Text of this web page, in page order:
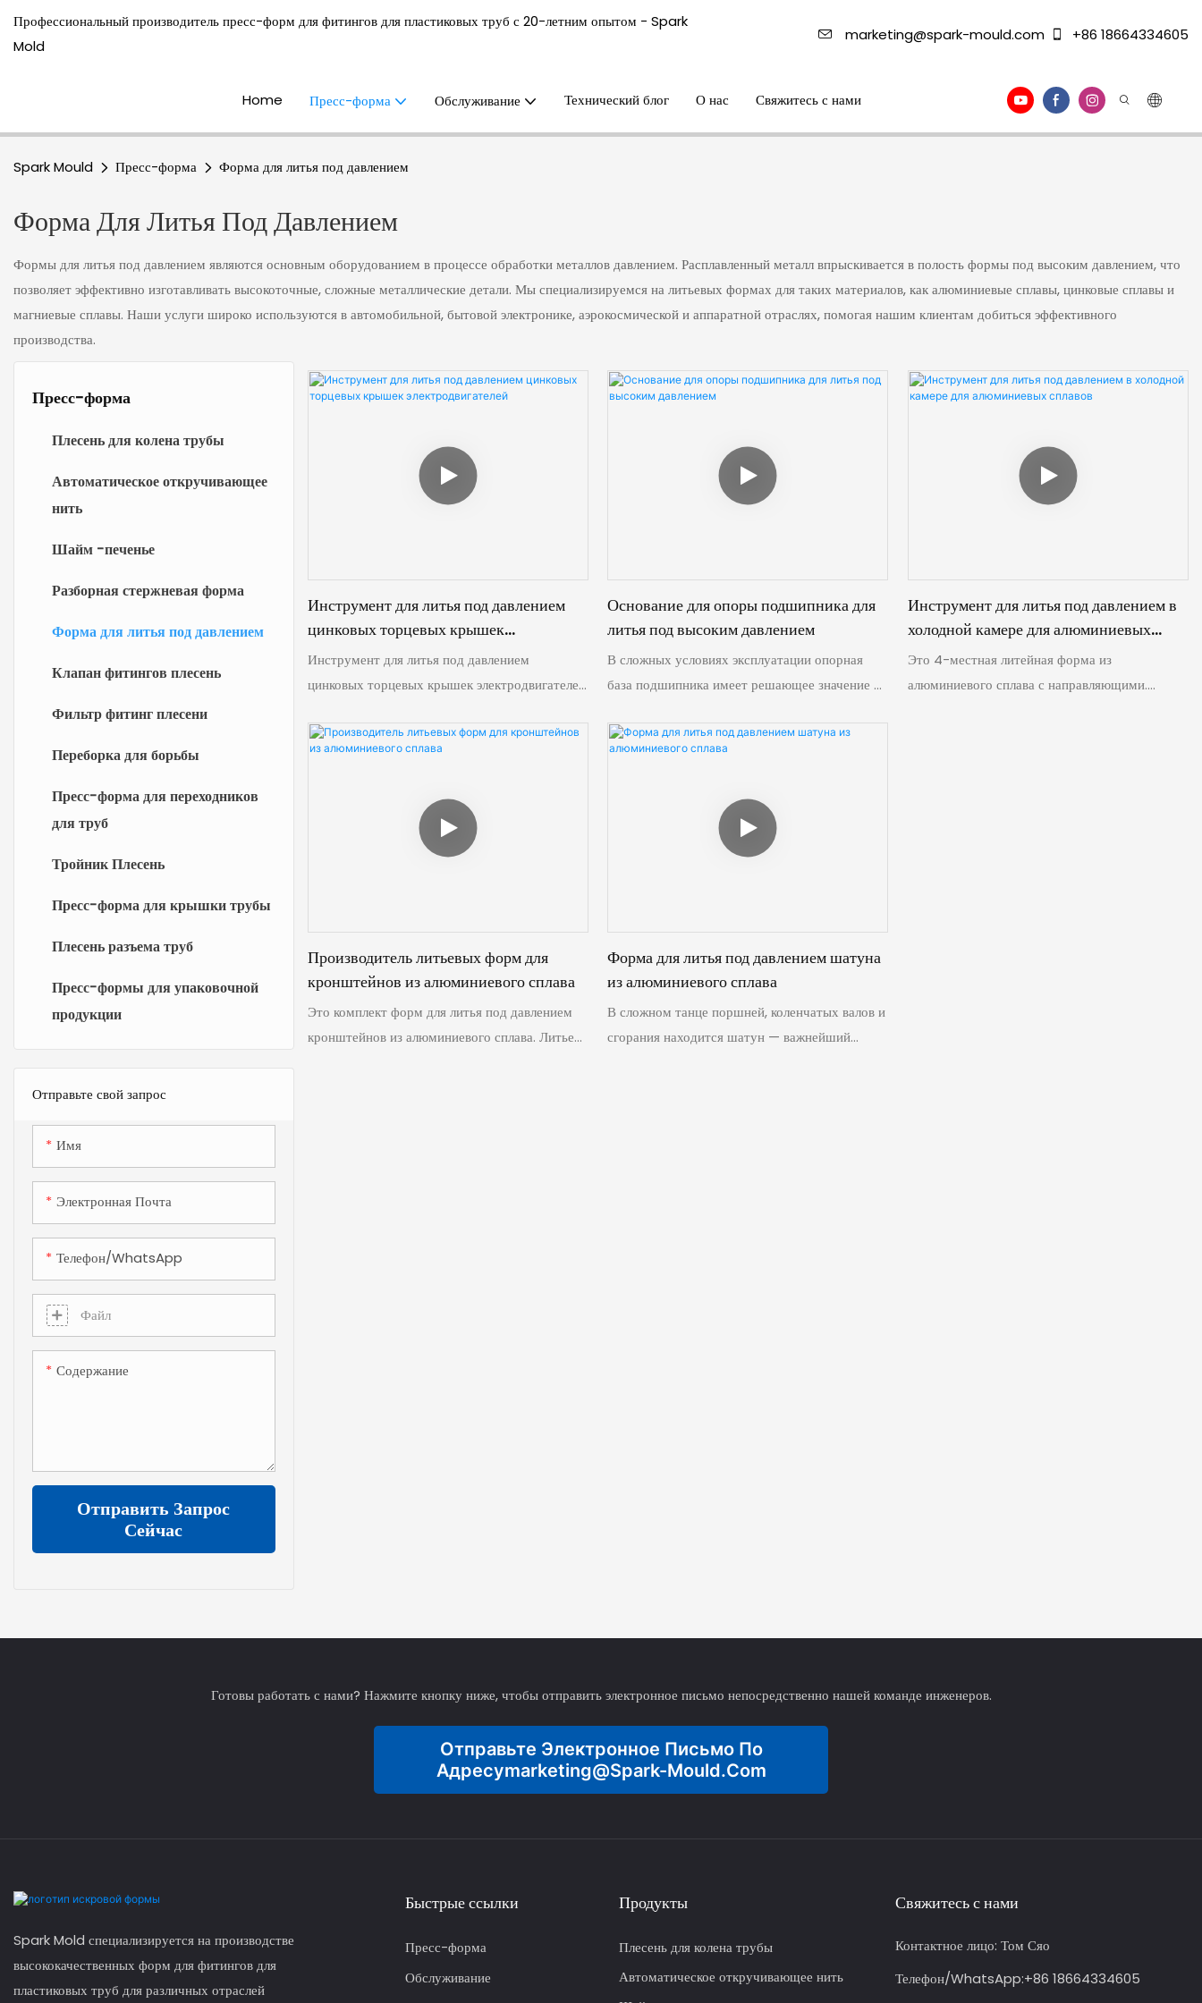
Профессиональный производитель пресс-форм для фитингов для пластиковых труб с 20-летним опытом - Spark
Mold
marketing@spark-mould.com +86 18664334605
Home Пресс-форма Обслуживание Технический блог О нас Свяжитесь с нами
Spark Mould Пресс-форма Форма для литья под давлением
Форма Для Литья Под Давлением
Формы для литья под давлением являются основным оборудованием в процессе обработки металлов давлением. Расплавленный металл впрыскивается в полость формы под высоким давлением, что
позволяет эффективно изготавливать высокоточные, сложные металлические детали. Мы специализируемся на литьевых формах для таких материалов, как алюминиевые сплавы, цинковые сплавы и
магниевые сплавы. Наши услуги широко используются в автомобильной, бытовой электронике, аэрокосмической и аппаратной отраслях, помогая нашим клиентам добиться эффективного
производства.
Пресс-форма
Плесень для колена трубы
Автоматическое откручивающее
нить
Шайм -печенье
Разборная стержневая форма
Форма для литья под давлением
Клапан фитингов плесень
Фильтр фитинг плесени
Переборка для борьбы
Пресс-форма для переходников
для труб
Тройник Плесень
Пресс-форма для крышки трубы
Плесень разъема труб
Пресс-формы для упаковочной
продукции
Отправьте свой запрос
Имя
Электронная Почта
Телефон/WhatsApp
Файл
Содержание
Отправить Запрос
Сейчас
Инструмент для литья под давлением
цинковых торцевых крышек
электродвигателей
Инструмент для литья под давлением
цинковых торцевых крышек электродвигателей
производства, позволяя производителям
Основание для опоры подшипника для
литья под высоким давлением
В сложных условиях эксплуатации опорная
база подшипника имеет решающее значение —
грузоподъемности и долгосрочной
позволяет создавать превосходные опорные
основания подшипников
Инструмент для литья под давлением в
холодной камере для алюминиевых
сплавов
Это 4-местная литейная форма из
алюминиевого сплава с направляющими.
Производитель литьевых форм для
кронштейнов из алюминиевого сплава
Это комплект форм для литья под давлением
кронштейнов из алюминиевого сплава. Литье
Форма для литья под давлением шатуна
из алюминиевого сплава
В сложном танце поршней, коленчатых валов и
сгорания находится шатун — важнейший
Готовы работать с нами? Нажмите кнопку ниже, чтобы отправить электронное письмо непосредственно нашей команде инженеров.
Отправьте Электронное Письмо По
АдресуMarketing@spark-Mould.com
Spark Mold специализируется на производстве
высококачественных форм для фитингов для
пластиковых труб для различных отраслей
Быстрые ссылки
Пресс-форма
Обслуживание
Продукты
Плесень для колена трубы
Автоматическое откручивающее нить
Свяжитесь с нами
Контактное лицо: Том Сяо
Телефон/WhatsApp:+86 18664334605